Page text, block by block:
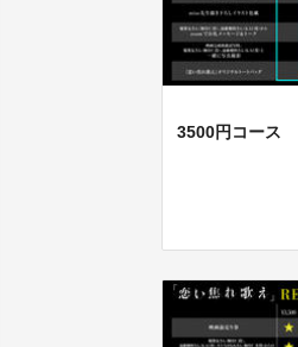
3500円コース